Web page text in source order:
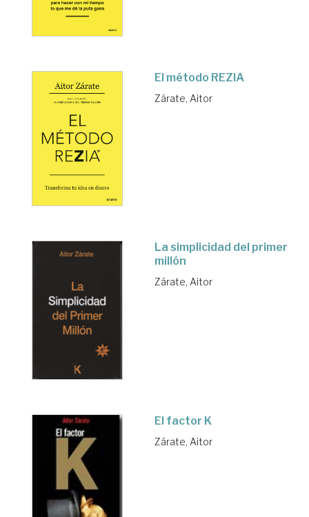
El método REZIA
Zárate, Aitor
La simplicidad del primer
millón
Zárate, Aitor
El factor K
Zárate, Aitor